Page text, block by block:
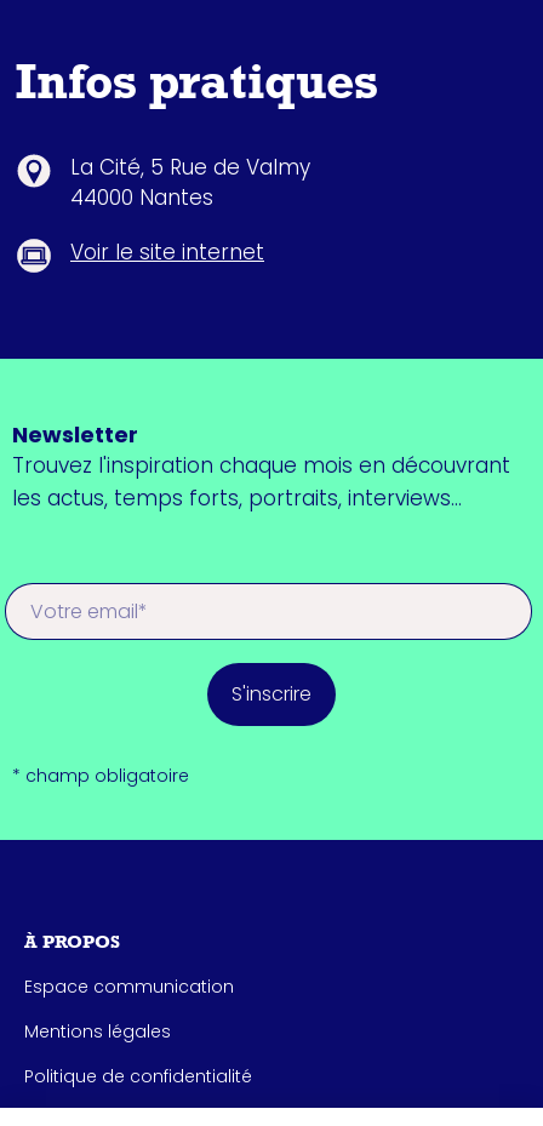
Infos pratiques
La Cité, 5 Rue de Valmy
44000 Nantes
Voir le site internet
Newsletter
Trouvez l'inspiration chaque mois en découvrant
les actus, temps forts, portraits, interviews...
S'inscrire
* champ obligatoire
À PROPOS
Espace communication
Mentions légales
Politique de confidentialité